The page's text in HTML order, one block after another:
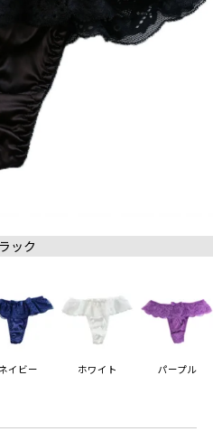
ック
ネイビー ホワイト パープル